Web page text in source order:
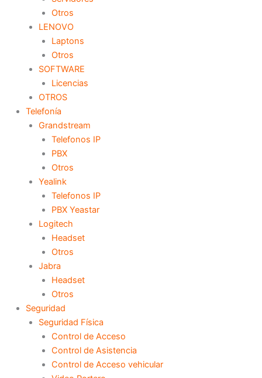
Otros
LENOVO
Laptons
Otros
SOFTWARE
Licencias
OTROS
Telefonía
Grandstream
Telefonos IP
PBX
Otros
Yealink
Telefonos IP
PBX Yeastar
Logitech
Headset
Otros
Jabra
Headset
Otros
Seguridad
Seguridad Física
Control de Acceso
Control de Asistencia
Control de Acceso vehicular